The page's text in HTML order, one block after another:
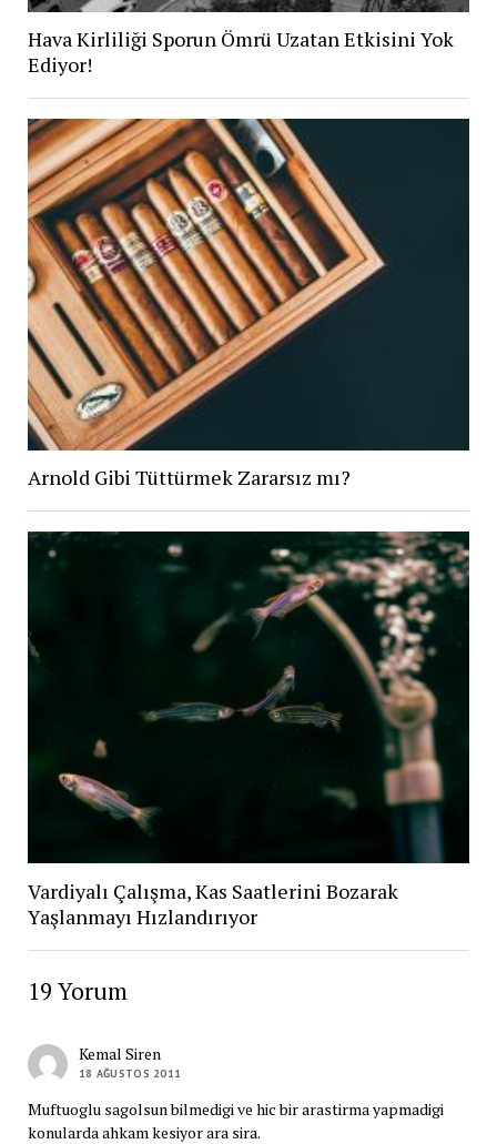
Hava Kirliliği Sporun Ömrü Uzatan Etkisini Yok
Ediyor!
Arnold Gibi Tüttürmek Zararsız mı?
Vardiyalı Çalışma, Kas Saatlerini Bozarak
Yaşlanmayı Hızlandırıyor
19 Yorum
Kemal Siren
18 AĞUSTOS 2011
Muftuoglu sagolsun bilmedigi ve hic bir arastirma yapmadigi
konularda ahkam kesiyor ara sira.